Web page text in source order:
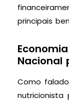
principais
Nacional
Como
nutricionista